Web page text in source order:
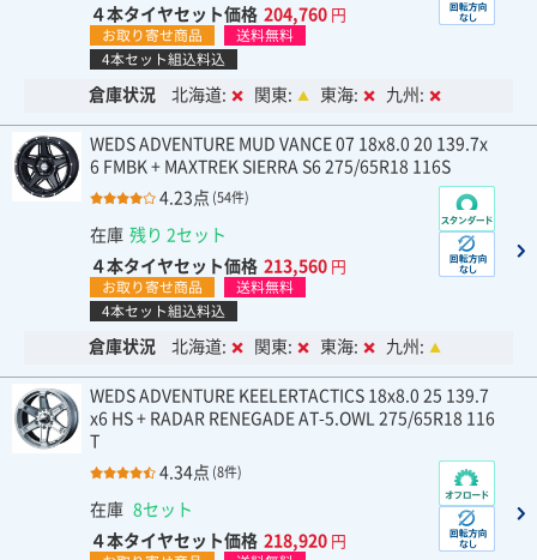
４本タイヤセット価格 204,760 円
お取り寄せ商品
送料無料
4本セット組込料込
倉庫状況 北海道: 関東: 東海: 九州:
WEDS ADVENTURE MUD VANCE 07 18x8.0 20 139.7x
6 FMBK + MAXTREK SIERRA S6 275/65R18 116S
4.23点 (54件)
在庫 残り 2セット
４本タイヤセット価格 213,560 円
お取り寄せ商品
送料無料
4本セット組込料込
倉庫状況 北海道: 関東: 東海: 九州:
WEDS ADVENTURE KEELERTACTICS 18x8.0 25 139.7
x6 HS + RADAR RENEGADE AT-5.OWL 275/65R18 116
T
4.34点 (8件)
在庫 8セット
４本タイヤセット価格 218,920 円